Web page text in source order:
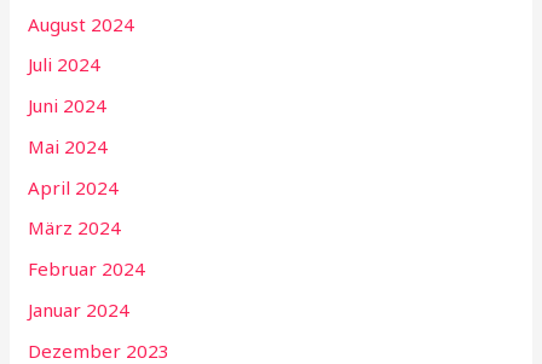
August 2024
Juli 2024
Juni 2024
Mai 2024
April 2024
März 2024
Februar 2024
Januar 2024
Dezember 2023